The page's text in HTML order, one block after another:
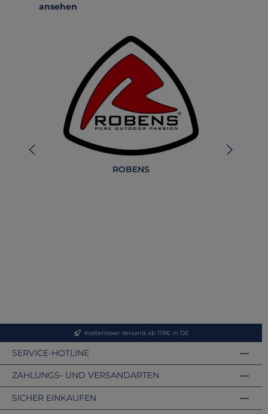
ansehen
ROBENS
Kostenloser Versand ab 119€ in DE
SERVICE-HOTLINE
ZAHLUNGS- UND VERSANDARTEN
SICHER EINKAUFEN